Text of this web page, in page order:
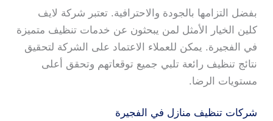
بفضل التزامها بالجودة والاحترافية. تعتبر شركة لايف
كلين الخيار الأمثل لمن يبحثون عن خدمات تنظيف متميزة
في الفجيرة. يمكن للعملاء الاعتماد على الشركة لتحقيق
نتائج تنظيف رائعة تلبي جميع توقعاتهم وتحقق أعلى
مستويات الرضا.
شركات تنظيف منازل في الفجيرة